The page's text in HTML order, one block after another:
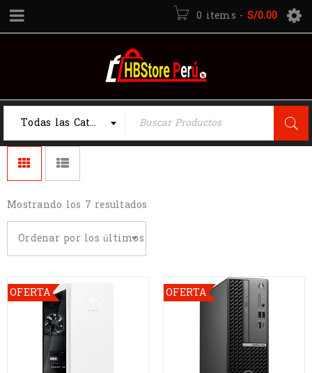
0 items - S/0.00
Todas las Categorias
Mostrando los 7 resultados
Ordenar por los últimos
OFERTA OFERTA